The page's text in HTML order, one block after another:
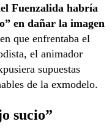
Fuenzalida habría
en dañar la imagen
que enfrentaba el
el animador
supuestas
de la exmodelo.
sucio”